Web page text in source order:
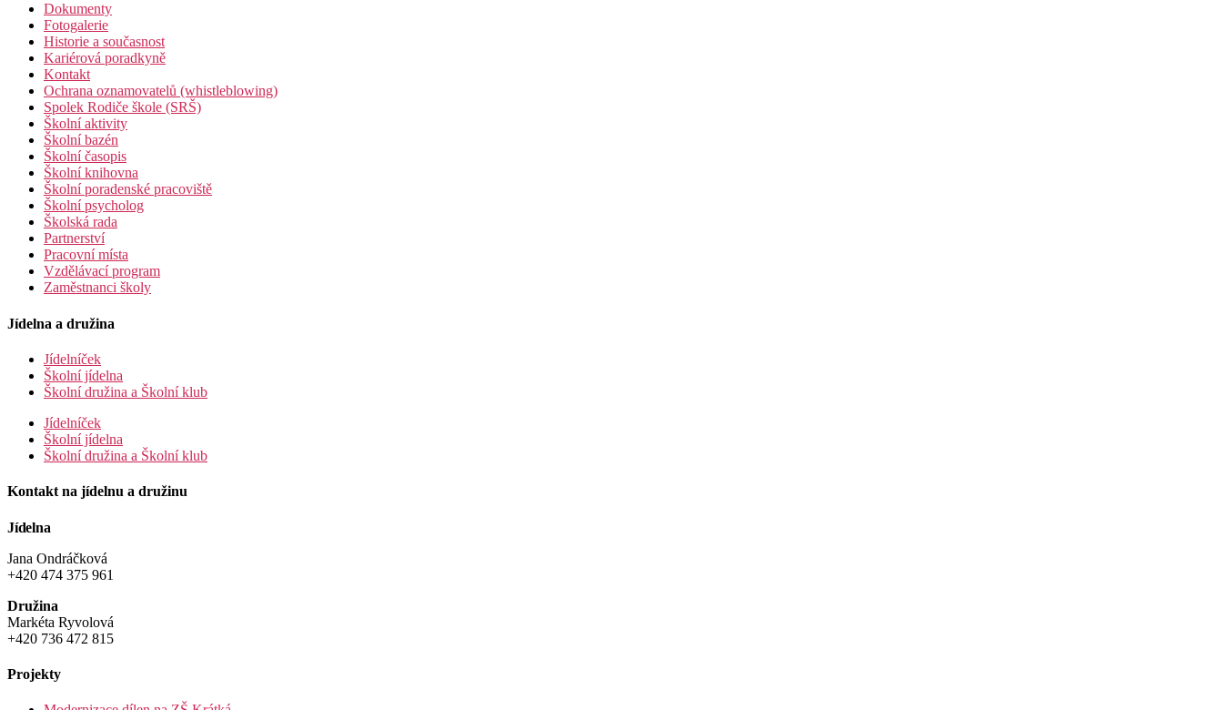
Dokumenty
Fotogalerie
Historie a současnost
Kariérová poradkyně
Kontakt
Ochrana oznamovatelů (whistleblowing)
Spolek Rodiče škole (SRŠ)
Školní aktivity
Školní bazén
Školní časopis
Školní knihovna
Školní poradenské pracoviště
Školní psycholog
Školská rada
Partnerství
Pracovní místa
Vzdělávací program
Zaměstnanci školy
Jídelna a družina
Jídelníček
Školní jídelna
Školní družina a Školní klub
Jídelníček
Školní jídelna
Školní družina a Školní klub
Kontakt na jídelnu a družinu
Jídelna
Jana Ondráčková
+420 474 375 961
Družina
Markéta Ryvolová
+420 736 472 815
Projekty